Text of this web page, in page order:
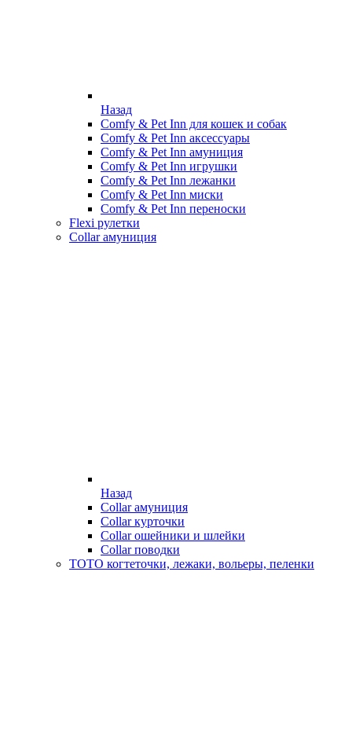
Назад
Comfy & Pet Inn для кошек и собак
Comfy & Pet Inn аксессуары
Comfy & Pet Inn амуниция
Comfy & Pet Inn игрушки
Comfy & Pet Inn лежанки
Comfy & Pet Inn миски
Comfy & Pet Inn переноски
Flexi рулетки
Collar амуниция
Назад
Collar амуниция
Collar курточки
Collar ошейники и шлейки
Collar поводки
ТОТО когтеточки, лежаки, вольеры, пеленки